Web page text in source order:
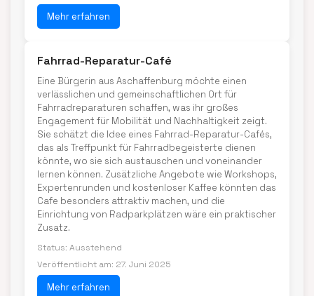
Mehr erfahren
Fahrrad-Reparatur-Café
Eine Bürgerin aus Aschaffenburg möchte einen
verlässlichen und gemeinschaftlichen Ort für
Fahrradreparaturen schaffen, was ihr großes
Engagement für Mobilität und Nachhaltigkeit zeigt.
Sie schätzt die Idee eines Fahrrad-Reparatur-Cafés,
das als Treffpunkt für Fahrradbegeisterte dienen
könnte, wo sie sich austauschen und voneinander
lernen können. Zusätzliche Angebote wie Workshops,
Expertenrunden und kostenloser Kaffee könnten das
Cafe besonders attraktiv machen, und die
Einrichtung von Radparkplätzen wäre ein praktischer
Zusatz.
Status: Ausstehend
Veröffentlicht am: 27. Juni 2025
Mehr erfahren